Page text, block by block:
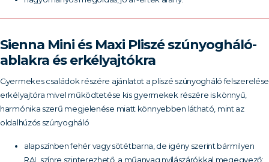
Sienna Mini és Maxi Pliszé szúnyogháló-
ablakra és erkélyajtókra
Gyermekes családok részére ajánlatot a pliszé szúnyogháló felszerelése
erkélyajtóra mivel működtetése kis gyermekek részére is könnyű,
harmónika szerű megjelenése miatt könnyebben látható, mint az
oldalhúzós szúnyogháló
alapszínben fehér vagy sötétbarna, de igény szerint bármilyen
RAL színre szinterezhető, a műanyag nyílászárókkal megegyező: